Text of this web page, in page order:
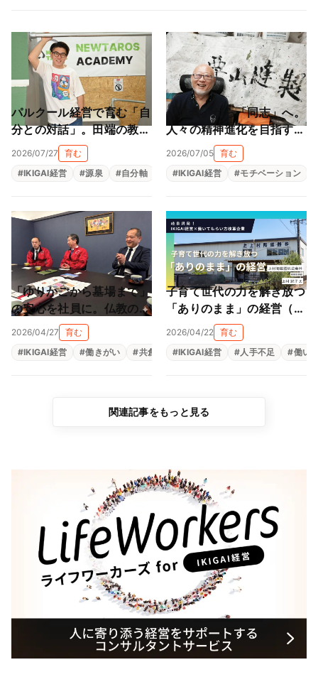
パルクール経営で育む「自
分との対話」。田端の教室
が作る大人も子供も輝ける
居場所（NEWTAROS ）
2026/07/27
育む
#IKIGAI経営 #源泉 #自分軸 自己理解 #自律型人材育成
「道具」から「同志」へ。
人々の精神進化を目指す地
球黒字化経営（栗山縫製株
2026/07/05 育む
#IKIGAI経営 #モチベーション
「ゆりかごから墓場まで」
の安心を社員に。仏教の教
えと親心が育む「共にあ
る」経営（尾張陸運株式会
社）
2026/04/27
育む
#IKIGAI経営 #働きがい #共創 #生きがい 福利厚生 組織改革
子育て世代の力を解き放つ
「ありのまま」の経営（上
村陶磁器株式会社）
2026/04/22 育む
#IKIGAI経営 # 人手不足 #働い
関連記事をもっと見る